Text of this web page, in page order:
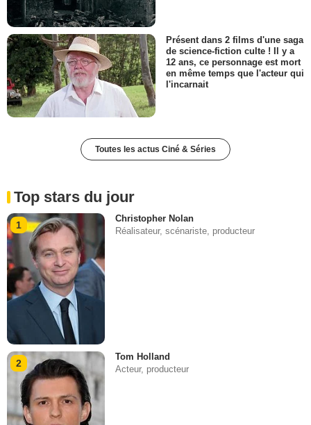
Présent dans 2 films d'une saga
de science-fiction culte ! Il y a
12 ans, ce personnage est mort
en même temps que l'acteur qui
l'incarnait
Toutes les actus Ciné & Séries
Top stars du jour
1
Christopher Nolan
Réalisateur, scénariste, producteur
2
Tom Holland
Acteur, producteur